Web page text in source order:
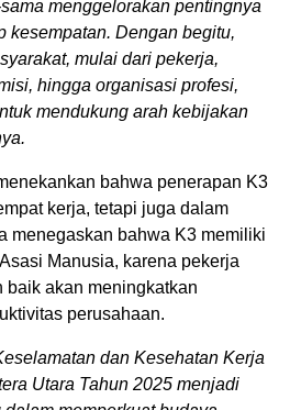
menggelorakan pentingnya
kesempatan. Dengan begitu,
mulai dari pekerja,
hingga organisasi profesi,
mendukung arah kebijakan
bahwa penerapan K3
kerja, tetapi juga dalam
menegaskan bahwa K3 memiliki
Manusia, karena pekerja
akan meningkatkan
perusahaan.
dan Kesehatan Kerja
Utara Tahun 2025 menjadi